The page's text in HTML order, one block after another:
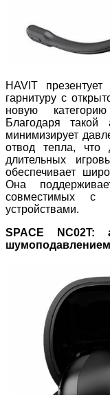
HAVIT
гарнитуру с
новую
Благодаря такой
минимизирует
отвод тепла, что
длительных
обеспечивает
Она
совместимых с
устройствами.
SPACE NC02T:
шумоподавлением